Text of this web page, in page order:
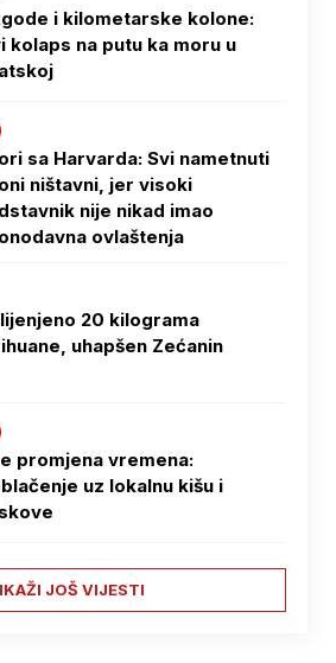
i kilometarske kolone:
kolaps na putu ka moru u
sa Harvarda: Svi nametnuti
ništavni, jer visoki
nije nikad imao
ovlaštenja
20 kilograma
uhapšen Zećanin
promjena vremena:
uz lokalnu kišu i
JOŠ VIJESTI